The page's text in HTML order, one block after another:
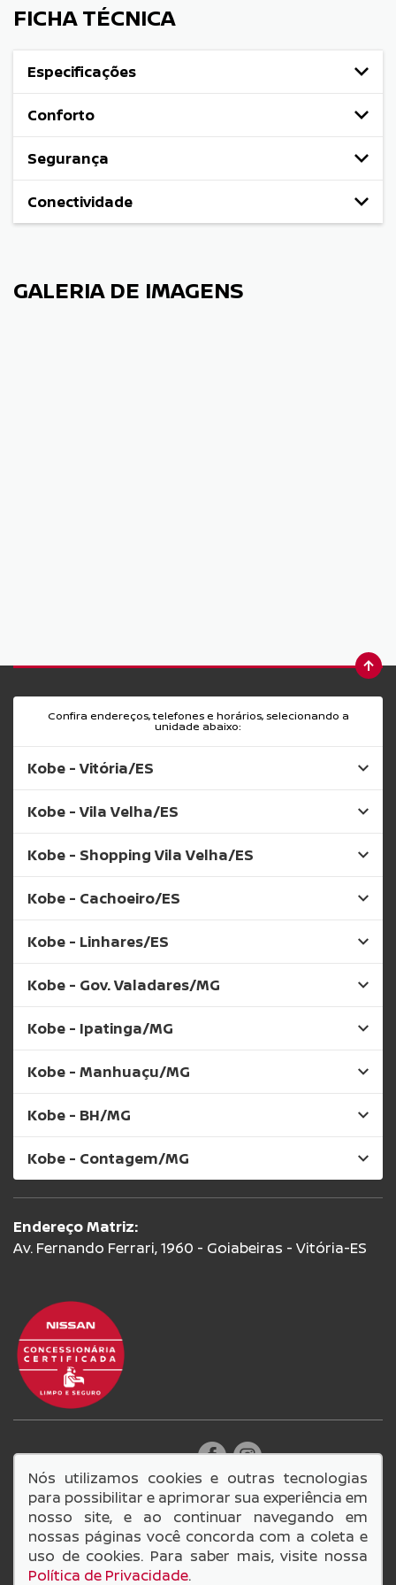
FICHA TÉCNICA
Especificações
Conforto
Segurança
Conectividade
GALERIA DE IMAGENS
Confira endereços, telefones e horários, selecionando a
unidade abaixo:
Kobe - Vitória/ES
Kobe - Vila Velha/ES
Kobe - Shopping Vila Velha/ES
Kobe - Cachoeiro/ES
Kobe - Linhares/ES
Kobe - Gov. Valadares/MG
Kobe - Ipatinga/MG
Kobe - Manhuaçu/MG
Kobe - BH/MG
Kobe - Contagem/MG
Endereço Matriz:
Av. Fernando Ferrari, 1960 - Goiabeiras - Vitória-ES
14.749.549/0001-98
Lage e Scarabeli Comercio de Veiculos LTDA
© Copyright 2026
SIGA-NOS:
Nós utilizamos cookies e outras tecnologias
para possibilitar e aprimorar sua experiência em
nosso site, e ao continuar navegando em
nossas páginas você concorda com a coleta e
uso de cookies. Para saber mais, visite nossa
Política de Privacidade.